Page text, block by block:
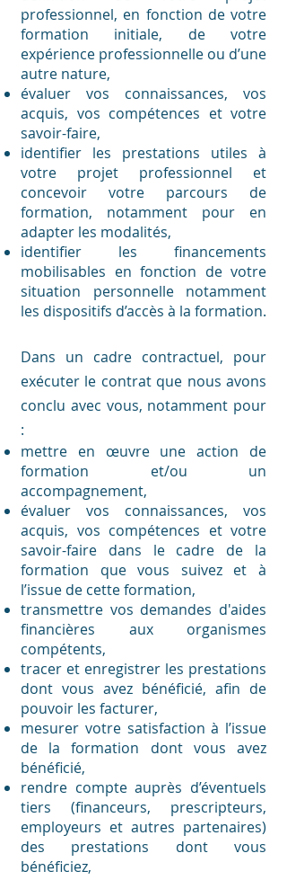
professionnel, en fonction de votre
formation initiale, de votre
expérience professionnelle ou d’une
autre nature,
évaluer vos connaissances, vos
acquis, vos compétences et votre
savoir-faire,
identifier les prestations utiles à
votre projet professionnel et
concevoir votre parcours de
formation, notamment pour en
adapter les modalités,
identifier les financements
mobilisables en fonction de votre
situation personnelle notamment
les dispositifs d’accès à la formation.
Dans un cadre contractuel, pour
exécuter le contrat que nous avons
conclu avec vous, notamment pour
:
mettre en œuvre une action de
formation et/ou un
accompagnement,
évaluer vos connaissances, vos
acquis, vos compétences et votre
savoir-faire dans le cadre de la
formation que vous suivez et à
l’issue de cette formation,
transmettre vos demandes d'aides
financières aux organismes
compétents,
tracer et enregistrer les prestations
dont vous avez bénéficié, afin de
pouvoir les facturer,
mesurer votre satisfaction à l’issue
de la formation dont vous avez
bénéficié,
rendre compte auprès d’éventuels
tiers (financeurs, prescripteurs,
employeurs et autres partenaires)
des prestations dont vous
bénéficiez,